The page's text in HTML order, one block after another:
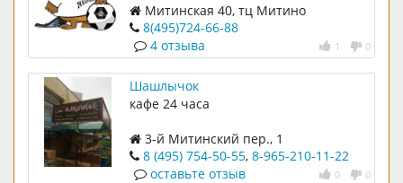
Митинская 40, тц Митино
8(495)724-66-88
1 0
4 отзыва
Шашлычок
кафе 24 часа
3-й Митинский пер., 1
8 (495) 754-50-55, 8-965-210-11-22
0 0
оставьте отзыв